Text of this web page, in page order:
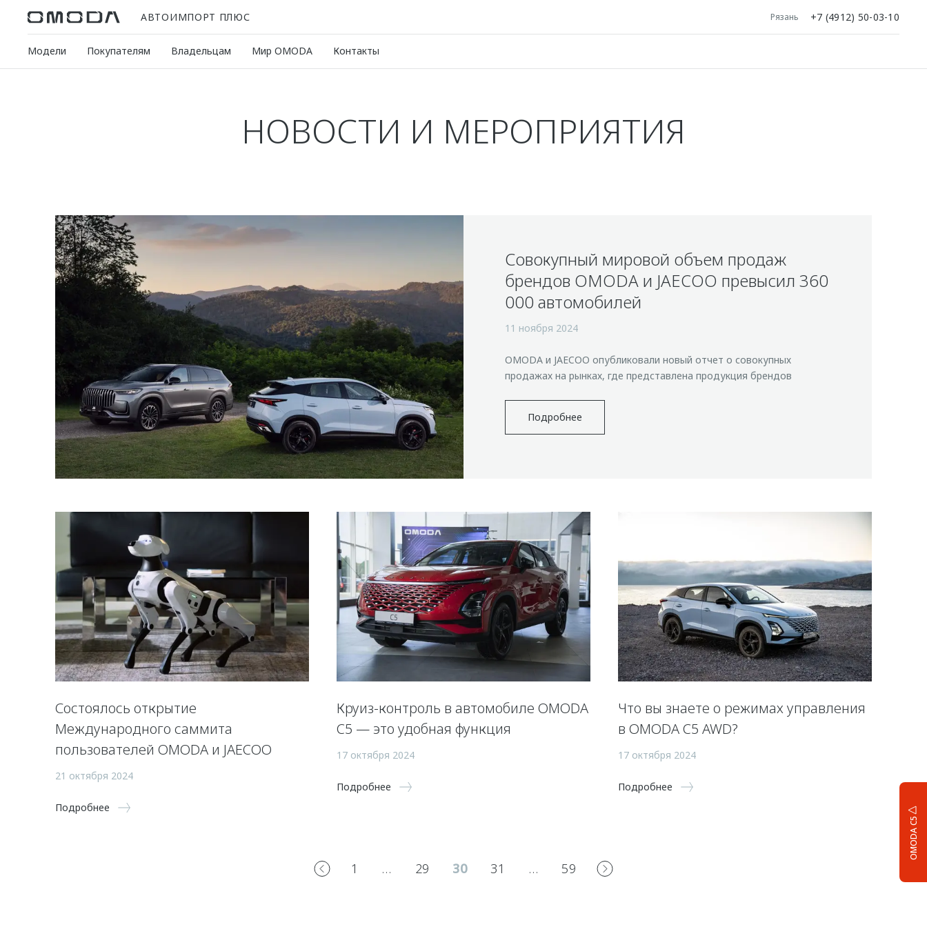
АВТОИМПОРТ ПЛЮС Рязань +7 (4912) 50-03-10
Модели Покупателям Владельцам Мир OMODA Контакты
OMODA C5
НОВОСТИ И МЕРОПРИЯТИЯ
Совокупный мировой объем продаж
брендов OMODA и JAECOO превысил 360
000 автомобилей
11 ноября 2024
OMODA и JAECOO опубликовали новый отчет о совокупных
продажах на рынках, где представлена продукция брендов
Подробнее
Состоялось открытие
Международного саммита
пользователей OMODA и JAECOO
21 октября 2024
Подробнее
Круиз-контроль в автомобиле OMODA
C5 — это удобная функция
17 октября 2024
Подробнее
Что вы знаете о режимах управления
в OMODA C5 AWD?
17 октября 2024
Подробнее
1 … 29 30 31 … 59